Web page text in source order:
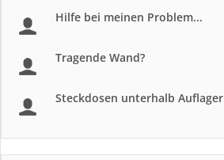
Hilfe bei meinen Problem...
Tragende Wand?
Steckdosen unterhalb Auflager